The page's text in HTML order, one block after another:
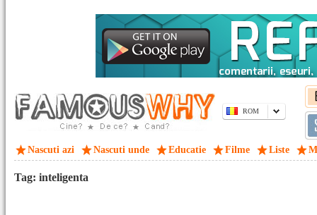
ROM
Nascuti azi Nascuti unde Educatie Filme Liste
Tag: inteligenta